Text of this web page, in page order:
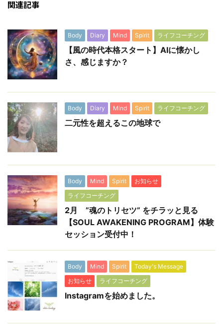
関連記事
Body Diary Mind Spirit ライフコーチング
【風の時代本格スタート】AIに懐かし
さ、感じますか？
Body Diary Mind Spirit ライフコーチング
二元性を超えるこの地球で
Body Mind Spirit
お知らせ
ライフコーチング
2月 ”魂のトリセツ” をチラッと見る
【SOUL AWAKENING PROGRAM】体験
セッション受付中！
Body Mind Spirit
Today's Message
お知らせ
ライフコーチング
Instagramを始めました。